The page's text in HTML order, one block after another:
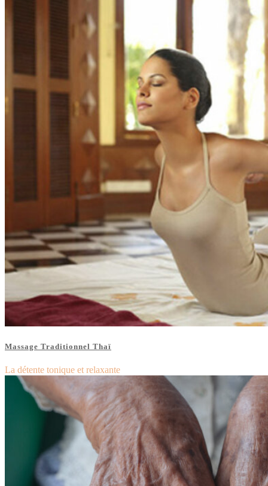
Massage Traditionnel Thaï
La détente tonique et relaxante